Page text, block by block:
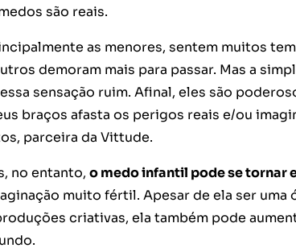
são reais.
as menores, sentem muitos
demoram mais para passar. Mas a
sensação ruim. Afinal, eles são
braços afasta os perigos reais e/ou
parceira da Vittude.
no entanto, o medo infantil pode se tornar
muito fértil. Apesar de ela ser uma
criativas, ela também pode